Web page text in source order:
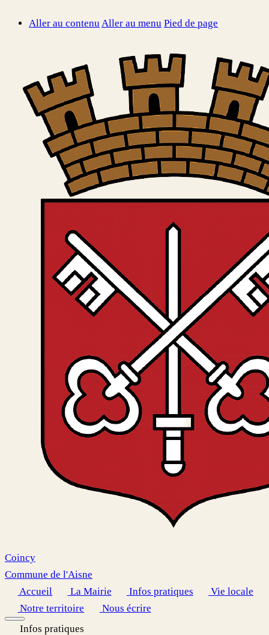
Aller au contenu Aller au menu Pied de page
Coincy
Commune de l'Aisne
Accueil
La Mairie Infos pratiques
Vie locale
Notre territoire
Nous écrire
Infos pratiques